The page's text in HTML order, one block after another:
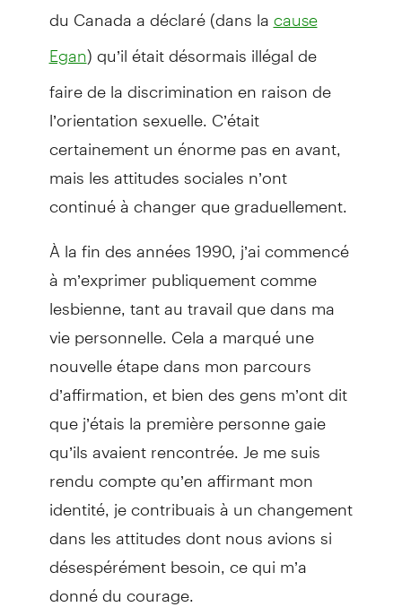
du Canada a déclaré (dans la cause
Egan) qu’il était désormais illégal de
faire de la discrimination en raison de
l’orientation sexuelle. C’était
certainement un énorme pas en avant,
mais les attitudes sociales n’ont
continué à changer que graduellement.
À la fin des années 1990, j’ai commencé
à m’exprimer publiquement comme
lesbienne, tant au travail que dans ma
vie personnelle. Cela a marqué une
nouvelle étape dans mon parcours
d’affirmation, et bien des gens m’ont dit
que j’étais la première personne gaie
qu’ils avaient rencontrée. Je me suis
rendu compte qu’en affirmant mon
identité, je contribuais à un changement
dans les attitudes dont nous avions si
désespérément besoin, ce qui m’a
donné du courage.